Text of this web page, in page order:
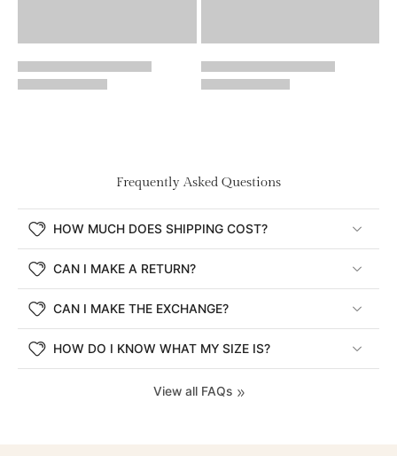
Frequently Asked Questions
HOW MUCH DOES SHIPPING COST?
CAN I MAKE A RETURN?
CAN I MAKE THE EXCHANGE?
HOW DO I KNOW WHAT MY SIZE IS?
View all FAQs